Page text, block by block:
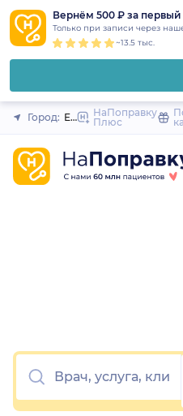
Вернём 500 ₽ за
Только при записи через
~13.5 тыс.
Город: Екатеринбург
НаПоправку
Плюс